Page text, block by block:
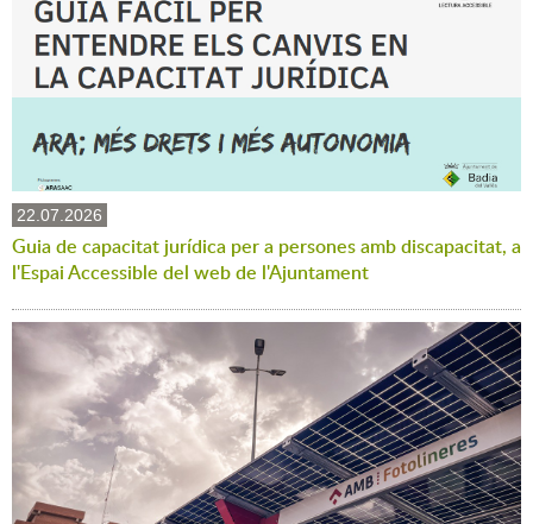
22.07.2026
Guia de capacitat jurídica per a persones amb discapacitat, a
l'Espai Accessible del web de l'Ajuntament